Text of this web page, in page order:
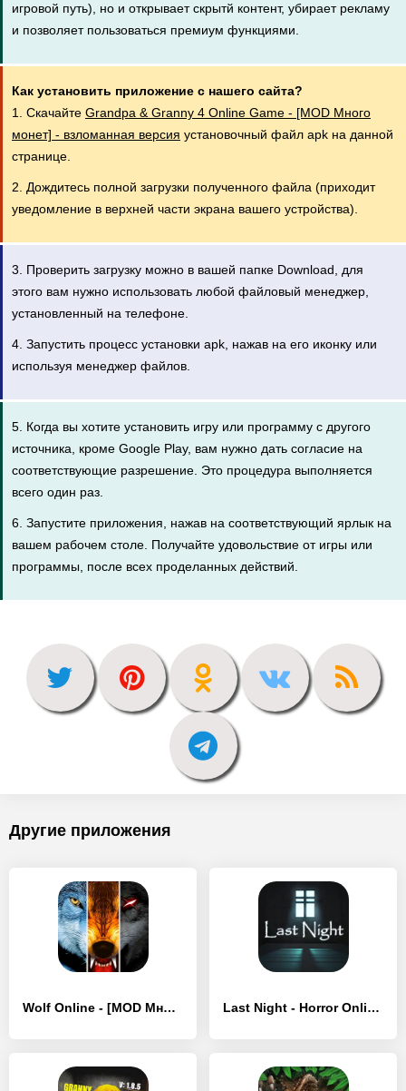
игровой путь), но и открывает скрытй контент, убирает рекламу
и позволяет пользоваться премиум функциями.
Как установить приложение с нашего сайта?
1. Скачайте Grandpa & Granny 4 Online Game - [MOD Много
монет] - взломанная версия установочный файл apk на данной
странице.
2. Дождитесь полной загрузки полученного файла (приходит
уведомление в верхней части экрана вашего устройства).
3. Проверить загрузку можно в вашей папке Download, для
этого вам нужно использовать любой файловый менеджер,
установленный на телефоне.
4. Запустить процесс установки apk, нажав на его иконку или
используя менеджер файлов.
5. Когда вы хотите установить игру или программу с другого
источника, кроме Google Play, вам нужно дать согласие на
соответствующие разрешение. Это процедура выполняется
всего один раз.
6. Запустите приложения, нажав на соответствующий ярлык на
вашем рабочем столе. Получайте удовольствие от игры или
программы, после всех проделанных действий.
Другие приложения
Wolf Online - [MOD Много денег] Last Night - Horror Online - [MOD Много денег]